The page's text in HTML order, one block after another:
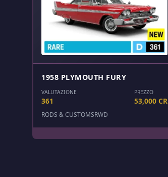
1958 PLYMOUTH FURY
VALUTAZIONE
361
PREZZO
53,000 CR
RODS & CUSTOMSRWD